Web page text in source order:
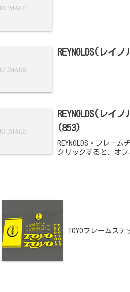
REYNOLDS(レ
REYNOLDS(レイ
(853)
REYNOLDS・フレー
クリックすると、オ
TOYOフレームス